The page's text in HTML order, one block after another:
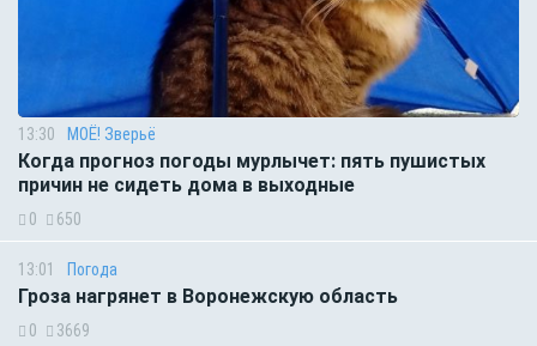
13:30 МОЁ! Зверьё
Когда прогноз погоды мурлычет: пять пушистых
причин не сидеть дома в выходные
0 650
13:01 Погода
Гроза нагрянет в Воронежскую область
0 3669